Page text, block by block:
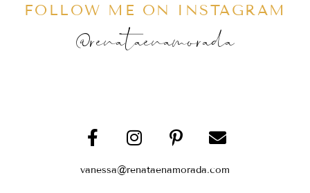
FOLLOW ME ON INSTAGRAM
@renataenamorada
vanessa@renataenamorada.com